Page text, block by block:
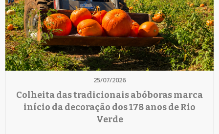
25/07/2026
Colheita das tradicionais abóboras marca
início da decoração dos 178 anos de Rio
Verde